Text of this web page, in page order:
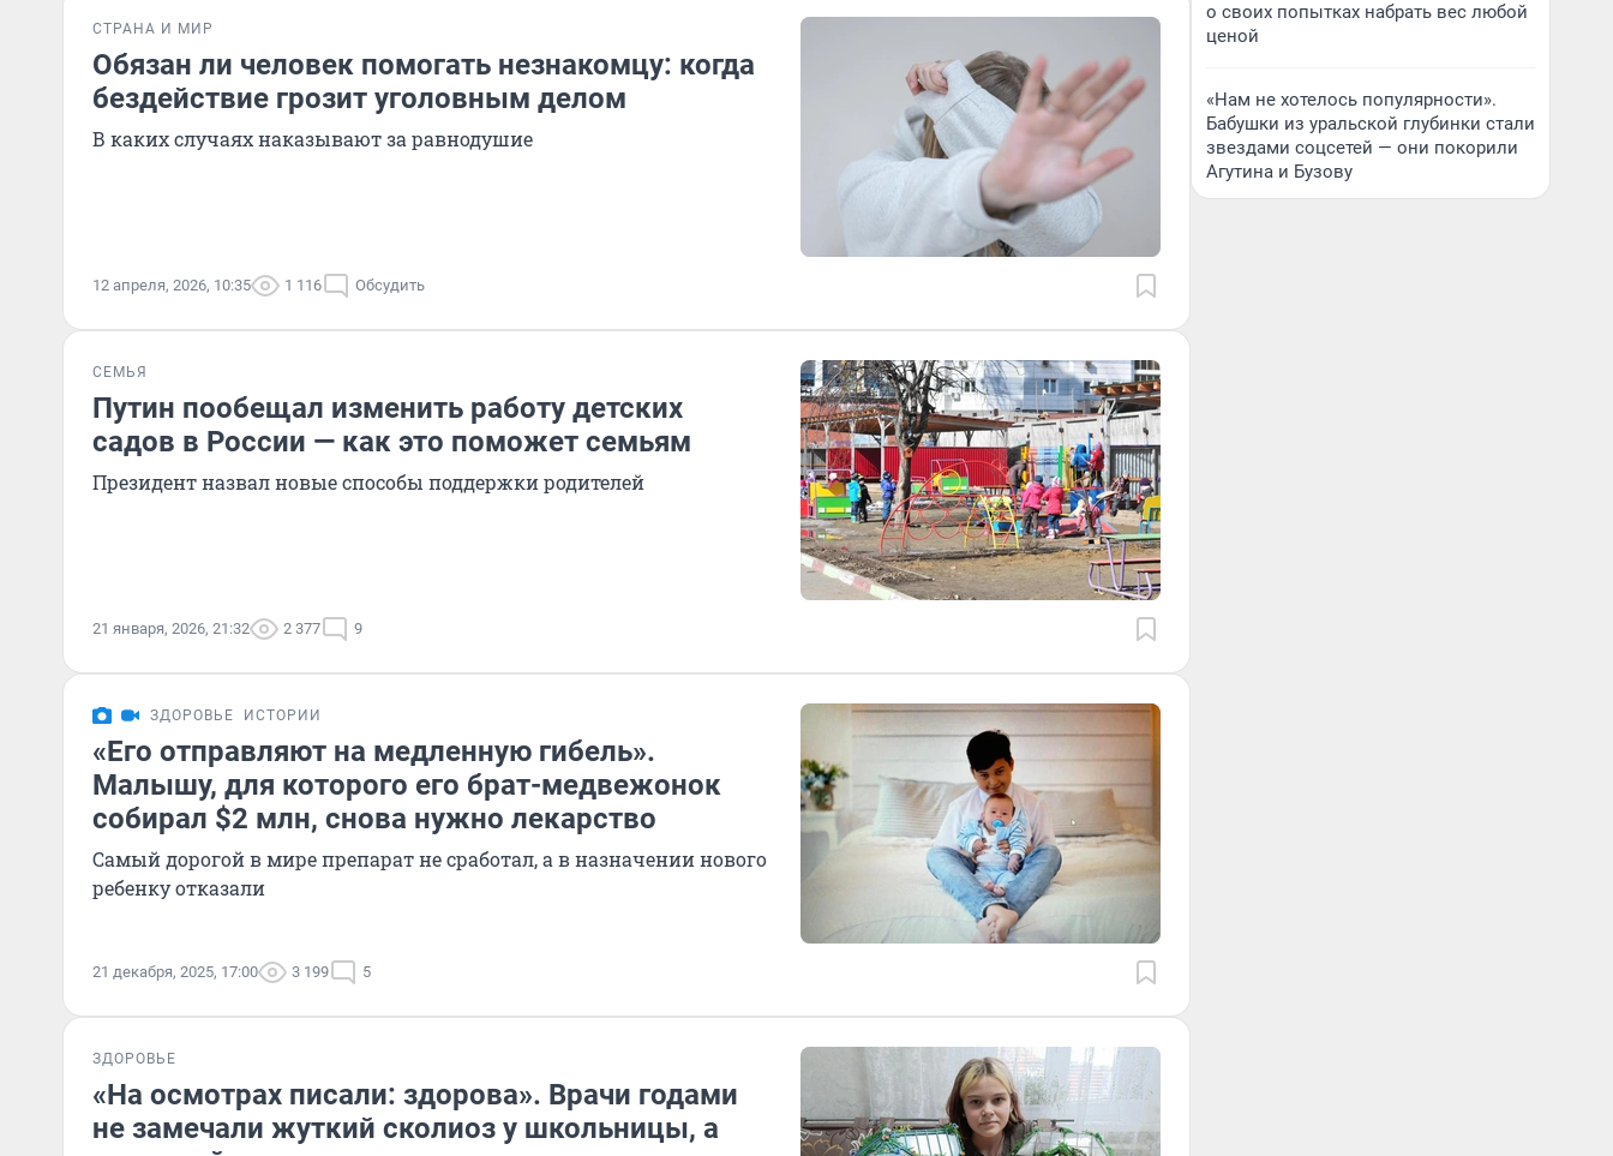
СТРАНА И МИР
Обязан ли человек помогать незнакомцу: когда
бездействие грозит уголовным делом
В каких случаях наказывают за равнодушие
12 апреля, 2026, 10:35 1 116 Обсудить
СЕМЬЯ
Путин пообещал изменить работу детских
садов в России — как это поможет семьям
Президент назвал новые способы поддержки родителей
21 января, 2026, 21:32 2 377 9
ЗДОРОВЬЕ ИСТОРИИ
«Его отправляют на медленную гибель».
Малышу, для которого его брат-медвежонок
собирал $2 млн, снова нужно лекарство
Самый дорогой в мире препарат не сработал, а в назначении нового
ребенку отказали
21 декабря, 2025, 17:00 3 199 5
ЗДОРОВЬЕ
«На осмотрах писали: здорова». Врачи годами
не замечали жуткий сколиоз у школьницы, а
о своих попытках набрать вес любой
ценой
«Нам не хотелось популярности».
Бабушки из уральской глубинки стали
звездами соцсетей — они покорили
Агутина и Бузову